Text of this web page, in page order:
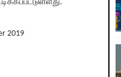
2019